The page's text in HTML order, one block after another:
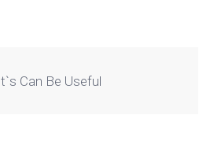
Can Be Useful